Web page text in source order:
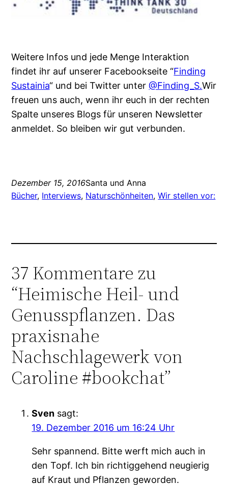
Weitere Infos und jede Menge Interaktion
findet ihr auf unserer Facebookseite “Finding
Sustainia“ und bei Twitter unter@Finding_S.Wir
freuen uns auch, wenn ihr euch in der rechten
Spalte unseres Blogs für unseren Newsletter
anmeldet. So bleiben wir gut verbunden.
Dezember 15, 2016Santa und Anna
Bücher, Interviews, Naturschönheiten, Wir stellen vor:
37 Kommentare zu
“Heimische Heil- und
Genusspflanzen. Das
praxisnahe
Nachschlagewerk von
Caroline #bookchat”
Sven sagt:
19. Dezember 2016 um 16:24 Uhr
Sehr spannend. Bitte werft mich auch in
den Topf. Ich bin richtiggehend neugierig
auf Kraut und Pflanzen geworden.